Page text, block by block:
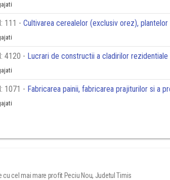
111 - Cultivarea cerealelor (exclusiv orez),
4120 - Lucrari de constructii a cladirilor
1071 - Fabricarea painii, fabricarea prajiturilor si a
cu cel mai mare profit Peciu Nou, Judetul Timis